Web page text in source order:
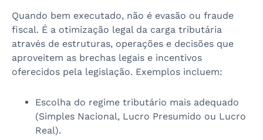
Quando bem executado, não é evasão ou fraude
fiscal. É a otimização legal da carga tributária
através de estruturas, operações e decisões que
aproveitem as brechas legais e incentivos
oferecidos pela legislação. Exemplos incluem:
Escolha do regime tributário mais adequado
(Simples Nacional, Lucro Presumido ou Lucro
Real).